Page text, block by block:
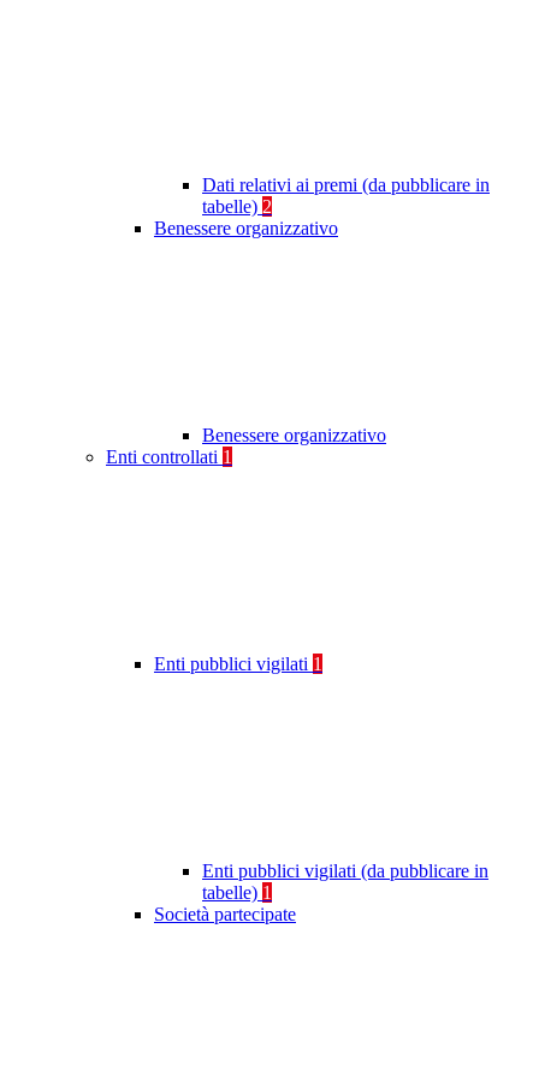
Dati relativi ai premi (da pubblicare in
tabelle) 2
Benessere organizzativo
Benessere organizzativo
Enti controllati 1
Enti pubblici vigilati 1
Enti pubblici vigilati (da pubblicare in
tabelle) 1
Società partecipate